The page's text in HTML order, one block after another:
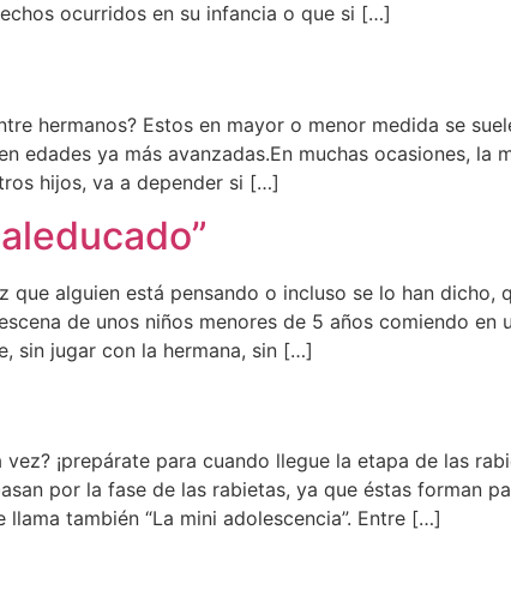
ocurridos en su infancia o que si […]
hermanos? Estos en mayor o menor medida se
edades ya más avanzadas.En muchas ocasiones, la
hijos, va a depender si […]
que alguien está pensando o incluso se lo han dicho,
de unos niños menores de 5 años comiendo en
sin jugar con la hermana, sin […]
¡prepárate para cuando llegue la etapa de las
por la fase de las rabietas, ya que éstas forman
también “La mini adolescencia”. Entre […]